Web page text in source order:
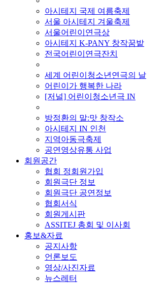
아시테지 국제 여름축제
서울 아시테지 겨울축제
서울어린이연극상
아시테지 K-PANY 창작꿈밭
전국어린이연극잔치
세계 어린이청소년연극의 날
어린이가 행복한 나라
[저널] 어린이청소년극 IN
방정환의 말:맛 창작소
아시테지 IN 인천
지역아동극축제
공연영상유통 사업
회원공간
협회 정회원가입
회원극단 정보
회원극단 공연정보
협회서식
회원게시판
ASSITEJ 총회 및 이사회
홍보&자료
공지사항
언론보도
영상/사진자료
뉴스레터